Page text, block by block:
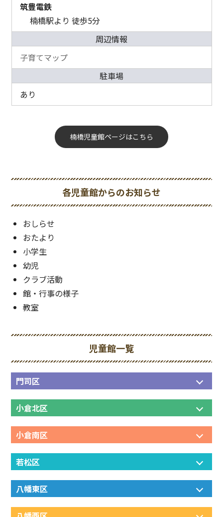
筑豊電鉄
楠橋駅より 徒歩5分
周辺情報
子育てマップ
駐車場
あり
楠橋児童館ページはこちら
各児童館からのお知らせ
おしらせ
おたより
小学生
幼児
クラブ活動
館・行事の様子
教室
児童館一覧
門司区
小倉北区
小倉南区
若松区
八幡東区